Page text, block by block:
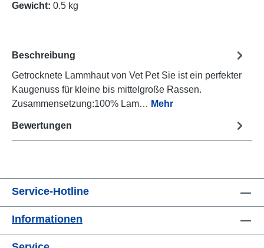
Gewicht: 0.5 kg
Beschreibung
Getrocknete Lammhaut von Vet Pet Sie ist ein perfekter
Kaugenuss für kleine bis mittelgroße Rassen.
Zusammensetzung:100% Lam… Mehr
Bewertungen
Service-Hotline
Informationen